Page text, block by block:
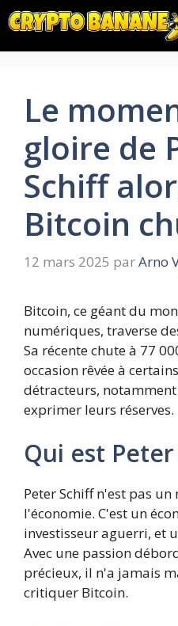
Aller
au
contenu
Le
gloire de
Schiff
Bitcoin
12 mars 2025 parArno
Bitcoin, ce géant du
numériques, traverse
Sa récente chute à 77
occasion rêvée à
détracteurs,
exprimer leurs réserves.
Qui est
Peter Schiff n'est pas
l'économie. C'est un
investisseur aguerri, et
Avec une passion
précieux, il n'a jamais
critiquer Bitcoin.